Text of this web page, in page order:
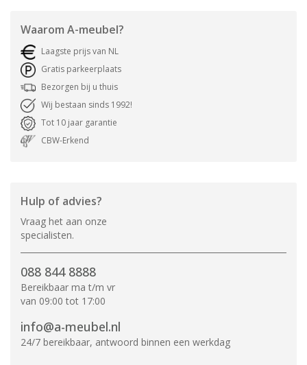
Waarom A-meubel?
Laagste prijs van NL
Gratis parkeerplaats
Bezorgen bij u thuis
Wij bestaan sinds 1992!
Tot 10 jaar garantie
CBW-Erkend
Hulp of advies?
Vraag het aan onze
specialisten.
088 844 8888
Bereikbaar ma t/m vr
van 09:00 tot 17:00
info@a-meubel.nl
24/7 bereikbaar, antwoord binnen een werkdag